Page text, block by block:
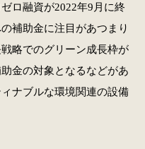
ロ融資が2022年9月に終
補助金に注目があつまり
略でのグリーン成長枠が
金の対象となるなどがあ
ナブルな環境関連の設備